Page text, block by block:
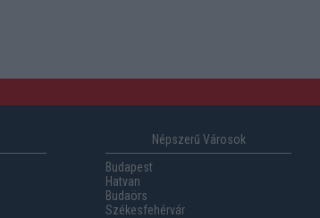
Népszerű Városok
Budapest
Hatvan
Budaörs
Székesfehérvár